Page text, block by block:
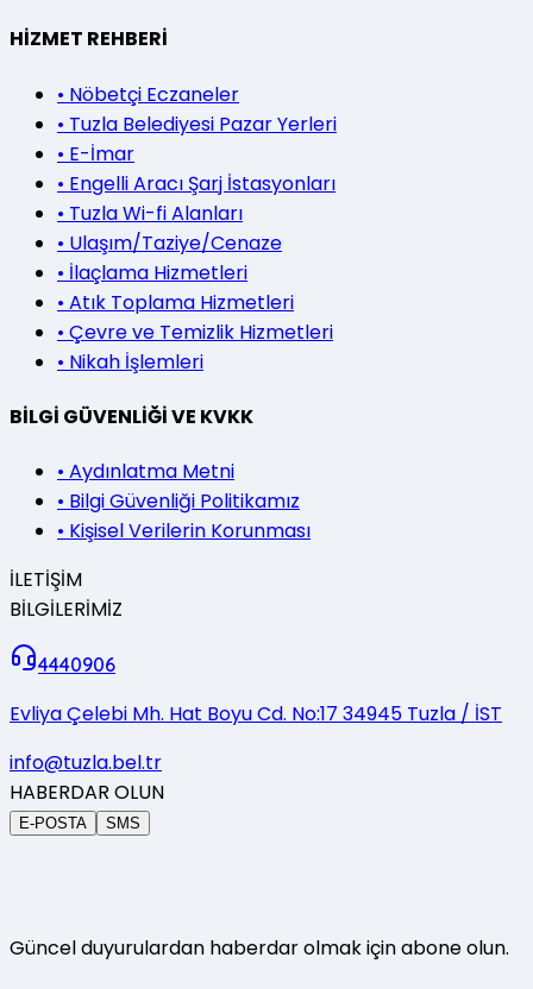
HİZMET REHBERİ
• Nöbetçi Eczaneler
• Tuzla Belediyesi Pazar Yerleri
• E-İmar
• Engelli Aracı Şarj İstasyonları
• Tuzla Wi-fi Alanları
• Ulaşım/Taziye/Cenaze
• İlaçlama Hizmetleri
• Atık Toplama Hizmetleri
• Çevre ve Temizlik Hizmetleri
• Nikah İşlemleri
BİLGİ GÜVENLİĞİ VE KVKK
• Aydınlatma Metni
• Bilgi Güvenliği Politikamız
• Kişisel Verilerin Korunması
İLETİŞİM
BİLGİLERİMİZ
4440906
Evliya Çelebi Mh. Hat Boyu Cd. No:17 34945 Tuzla / İST
info@tuzla.bel.tr
HABERDAR OLUN
E-POSTA SMS
Güncel duyurulardan haberdar olmak için abone olun.